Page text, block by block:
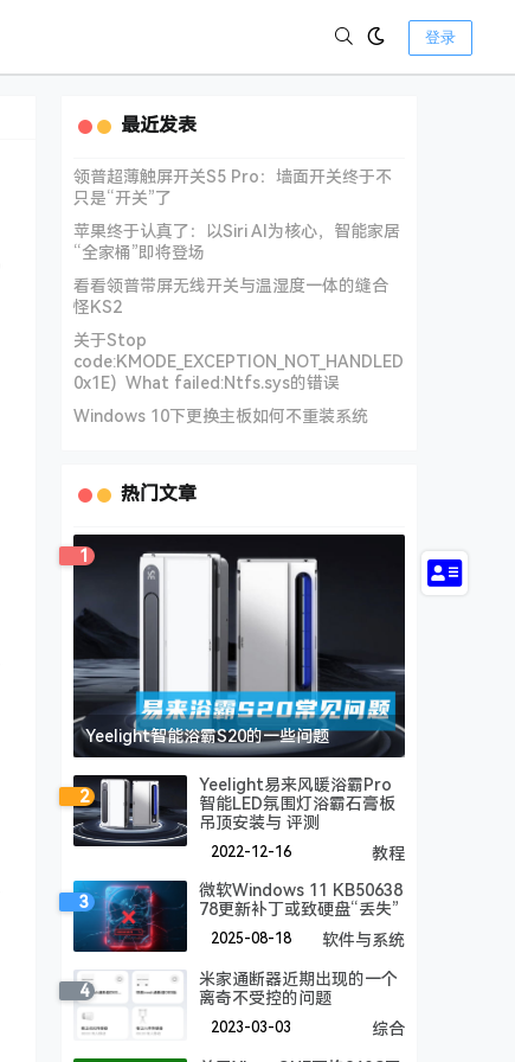
登录
最近发表
领普超薄触屏开关S5 Pro：墙面开关终于不
只是“开关”了
苹果终于认真了：以Siri AI为核心，智能家居
“全家桶”即将登场
看看领普带屏无线开关与温湿度一体的缝合
怪KS2
关于Stop
code:KMODE_EXCEPTION_NOT_HANDLED
0x1E) What failed:Ntfs.sys的错误
Windows 10下更换主板如何不重装系统
热门文章
1
Yeelight智能浴霸S20的一些问题
2
Yeelight易来风暖浴霸Pro
智能LED氛围灯浴霸石膏板
吊顶安装与 评测
2022-12-16 教程
3
微软Windows 11 KB50638
78更新补丁或致硬盘“丢失”
2025-08-18 软件与系统
4
米家通断器近期出现的一个
离奇不受控的问题
2023-03-03 综合